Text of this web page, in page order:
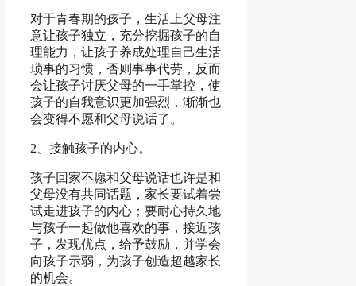
对于青春期的孩子，生活上父母注
意让孩子独立，充分挖掘孩子的自
理能力，让孩子养成处理自己生活
琐事的习惯，否则事事代劳，反而
会让孩子讨厌父母的一手掌控，使
孩子的自我意识更加强烈，渐渐也
会变得不愿和父母说话了。
2、接触孩子的内心。
孩子回家不愿和父母说话也许是和
父母没有共同话题，家长要试着尝
试走进孩子的内心；要耐心持久地
与孩子一起做他喜欢的事，接近孩
子，发现优点，给予鼓励，并学会
向孩子示弱，为孩子创造超越家长
的机会。